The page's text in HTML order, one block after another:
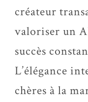
créateur
valoriser un
succès
L’élégance
chères à la